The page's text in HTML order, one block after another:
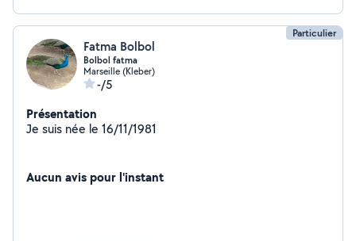
Particulier
Fatma Bolbol
Bolbol fatma
Marseille (Kleber)
-/5
Présentation
Je suis née le 16/11/1981
Aucun avis pour l'instant